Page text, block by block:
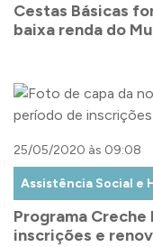
Cestas Básicas
baixa renda do
25/05/2020 às 09:08
Assistência Social e
Programa
inscrições e